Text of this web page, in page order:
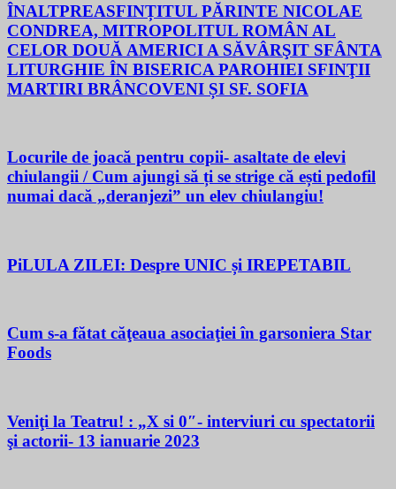
ÎNALTPREASFINȚITUL PĂRINTE NICOLAE
CONDREA, MITROPOLITUL ROMÂN AL
CELOR DOUĂ AMERICI A SĂVÂRŞIT SFÂNTA
LITURGHIE ÎN BISERICA PAROHIEI SFINŢII
MARTIRI BRÂNCOVENI ȘI SF. SOFIA
Locurile de joacă pentru copii- asaltate de elevi
chiulangii / Cum ajungi să ți se strige că ești pedofil
numai dacă „deranjezi” un elev chiulangiu!
PiLULA ZILEI: Despre UNIC și IREPETABIL
Cum s-a fătat căţeaua asociaţiei în garsoniera Star
Foods
Veniţi la Teatru! : „X si 0″- interviuri cu spectatorii
şi actorii- 13 ianuarie 2023